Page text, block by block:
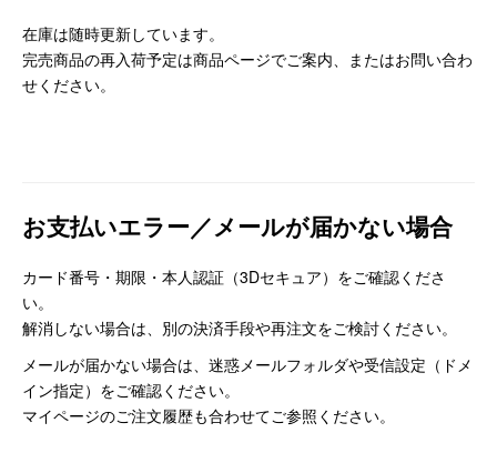
在庫は随時更新しています。
完売商品の再入荷予定は商品ページでご案内、またはお問い合わ
せください。
お支払いエラー／メールが届かない場合
カード番号・期限・本人認証（3Dセキュア）をご確認くださ
い。
解消しない場合は、別の決済手段や再注文をご検討ください。
メールが届かない場合は、迷惑メールフォルダや受信設定（ドメ
イン指定）をご確認ください。
マイページのご注文履歴も合わせてご参照ください。